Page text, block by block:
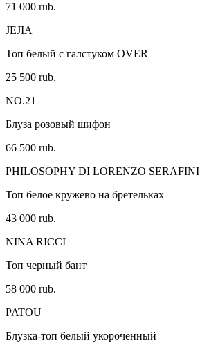
71 000 rub.
JEJIA
Топ белый с галстуком OVER
25 500 rub.
NO.21
Блуза розовый шифон
66 500 rub.
PHILOSOPHY DI LORENZO SERAFINI
Топ белое кружево на бретельках
43 000 rub.
NINA RICCI
Топ черный бант
58 000 rub.
PATOU
Блузка-топ белый укороченный